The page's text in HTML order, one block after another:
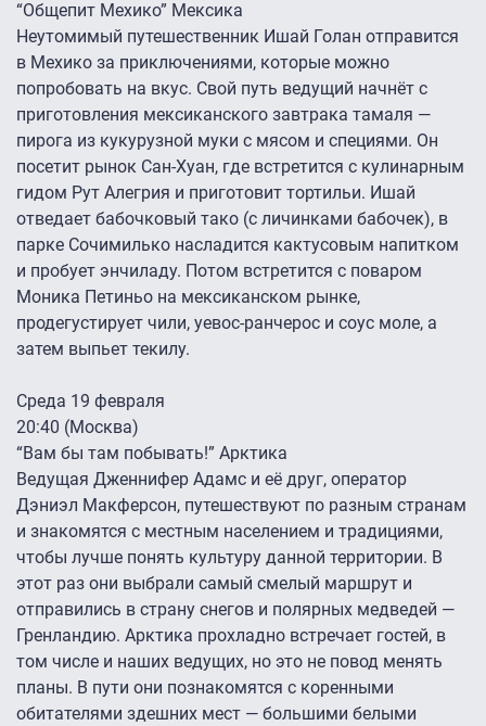
“Общепит Мехико” Мексика
Неутомимый путешественник Ишай Голан отправится
в Мехико за приключениями, которые можно
попробовать на вкус. Свой путь ведущий начнёт с
приготовления мексиканского завтрака тамаля —
пирога из кукурузной муки с мясом и специями. Он
посетит рынок Сан-Хуан, где встретится с кулинарным
гидом Рут Алегрия и приготовит тортильи. Ишай
отведает бабочковый тако (с личинками бабочек), в
парке Сочимилько насладится кактусовым напитком
и пробует энчиладу. Потом встретится с поваром
Моника Петиньо на мексиканском рынке,
продегустирует чили, уевос-ранчерос и соус моле, а
затем выпьет текилу.
Среда 19 февраля
20:40 (Москва)
“Вам бы там побывать!” Арктика
Ведущая Дженнифер Адамс и её друг, оператор
Дэниэл Макферсон, путешествуют по разным странам
и знакомятся с местным населением и традициями,
чтобы лучше понять культуру данной территории. В
этот раз они выбрали самый смелый маршрут и
отправились в страну снегов и полярных медведей —
Гренландию. Арктика прохладно встречает гостей, в
том числе и наших ведущих, но это не повод менять
планы. В пути они познакомятся с коренными
обитателями здешних мест — большими белыми